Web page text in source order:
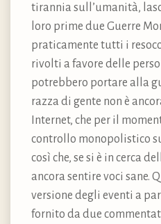
tirannia sull’umanità,
loro prime due Guerre
praticamente tutti i
rivolti a favore delle
potrebbero portare alla
razza di gente non è
Internet, che per il
controllo monopolistico
così che, se si è in cerca
ancora sentire voci sane.
versione degli eventi a
fornito da due